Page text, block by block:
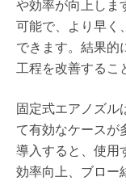
や効率が向上しま
可能で、より早く
できます。結果的
工程を改善するこ
固定式エアノズル
て有効なケースが
導入すると、使用
効率向上、ブロー